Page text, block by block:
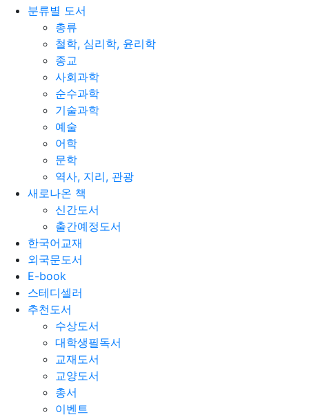
분류별 도서
총류
철학, 심리학, 윤리학
종교
사회과학
순수과학
기술과학
예술
어학
문학
역사, 지리, 관광
새로나온 책
신간도서
출간예정도서
한국어교재
외국문도서
E-book
스테디셀러
추천도서
수상도서
대학생필독서
교재도서
교양도서
총서
이벤트